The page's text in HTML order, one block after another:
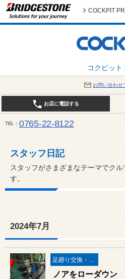
コクピット
COCKPIT
お問い合わせ
お店に電話する
TEL 0765-22-8122
スタッフ日記
スタッフがさまざまなテーマでク
す。
2024年7月
足廻り交換・４輪アライメント調整
ノアをローダウン